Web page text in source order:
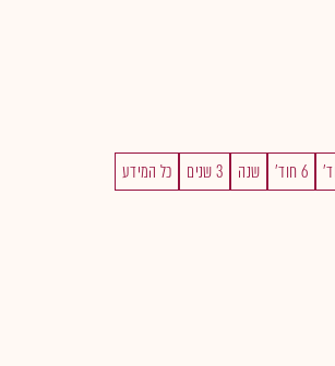
6 חוד' שנה 3 שנים כל המידע